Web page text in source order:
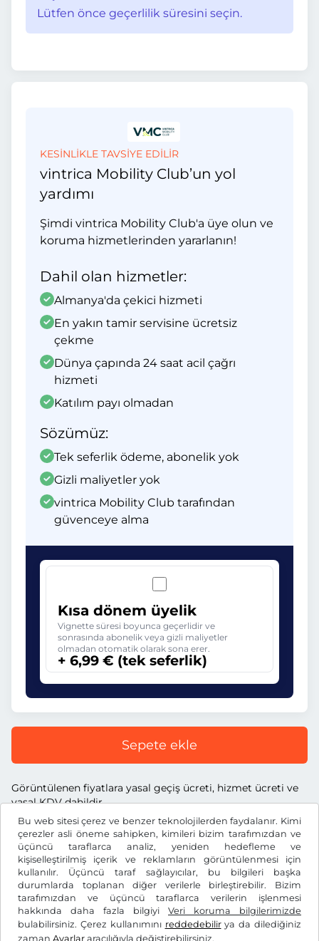
Bu web sitesi çerez ve benzer teknolojilerden faydalanır. Kimi
çerezler asli öneme sahipken, kimileri bizim tarafımızdan ve
üçüncü taraflarca analiz, yeniden hedefleme ve
kişiselleştirilmiş içerik ve reklamların görüntülenmesi için
kullanılır. Üçüncü taraf sağlayıcılar, bu bilgileri başka
durumlarda toplanan diğer verilerle birleştirebilir. Bizim
tarafımızdan ve üçüncü taraflarca verilerin işlenmesi
hakkında daha fazla bilgiyi Veri koruma bilgilerimizde
bulabilirsiniz. Çerez kullanımını reddedebilirya da dilediğiniz
zaman Ayarlar aracılığıyla değiştirebilirsiniz.
Lütfen önce geçerlilik süresini seçin.
KESİNLİKLE TAVSİYE EDİLİR
vintrica Mobility Club’un yol
yardımı
Şimdi vintrica Mobility Club'a üye olun ve
koruma hizmetlerinden yararlanın!
Dahil olan hizmetler:
Almanya'da çekici hizmeti
En yakın tamir servisine ücretsiz
çekme
Dünya çapında 24 saat acil çağrı
hizmeti
Katılım payı olmadan
Sözümüz:
Tek seferlik ödeme, abonelik yok
Gizli maliyetler yok
vintrica Mobility Club tarafından
güvenceye alma
Kısa dönem üyelik
Vignette süresi boyunca geçerlidir ve
sonrasında abonelik veya gizli maliyetler
olmadan otomatik olarak sona erer.
+ 6,99 € (tek seferlik)
Sepete ekle
Görüntülenen fiyatlara yasal geçiş ücreti, hizmet ücreti ve
yasal KDV dahildir.
€EUR
Facebook Instagram